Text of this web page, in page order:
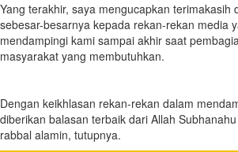
Yang terakhir, saya mengucapkan terimakasih
sebesar-besarnya kepada rekan-rekan media
mendampingi kami sampai akhir saat
masyarakat yang membutuhkan.
Dengan keikhlasan rekan-rekan dalam
diberikan balasan terbaik dari Allah
rabbal alamin, tutupnya.